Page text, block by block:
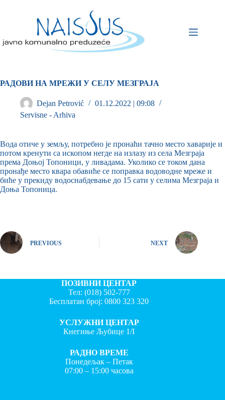
РАДОВИ НА МРЕЖИ У СЕЛУ МЕЗГРАЈА
Dejan Petrović
01.12.2022 | 09:08
Servisne - Arhiva
Вода отиче у земљу, потребно је пронаћи тачно место хаварије и
потом кренути са ископом негде на излазу из села Мезграја
према Доњој Топоници, у ливадама. Уколико се током дана
пронађе место квара обавиће се поправка водоводне мреже и
биће у прекиду водоснабдевање до 15 сати у селима Мезграја и
Доња Топоница.
PREVIOUS NEXT
ПОЗИВНИ ЦЕНТАР
Тел: (018) 502-777
Бесплатан број:0800 323 320
УСЛУЖНИ ЦЕНТАР
Кнегиње Љубице 1/I
РАДНО ВРЕМЕ
Понедељак – Петак
07:00 – 15:00 часова